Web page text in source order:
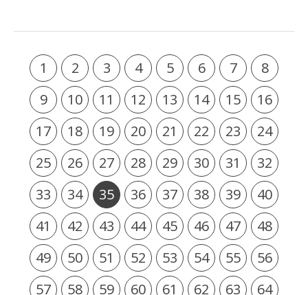
1 2 3 4 5 6 7
8
9
10 11 12 13 14 15
16
17
18 19 20 21 22 23
24
25
26 27 28 29 30 31
32
33
34 35 36 37 38 39
40
41
42 43 44 45 46 47
48
49
50 51 52 53 54 55
56
57
58 59 60 61 62 63
64